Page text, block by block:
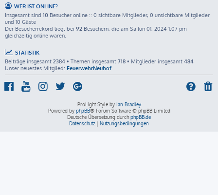
WER IST ONLINE?
Insgesamt sind 10 Besucher online :: 0 sichtbare Mitglieder, 0 unsichtbare Mitglieder
und 10 Gäste
Der Besucherrekord liegt bei 92 Besuchern, die am Sa Jun 01, 2024 1:07 pm
gleichzeitig online waren.
STATISTIK
Beiträge insgesamt 2384 • Themen insgesamt 718 • Mitglieder insgesamt 484
Unser neuestes Mitglied: FeuerwehrNeuhof
ProLight Style by Ian Bradley
Powered by phpBB® Forum Software © phpBB Limited
Deutsche Übersetzung durch phpBB.de
Datenschutz | Nutzungsbedingungen